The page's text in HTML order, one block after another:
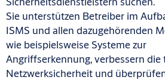
Sie unterstützen Betreiber im
ISMS und allen dazugehörenden
wie beispielsweise Systeme zur
Angriffserkennung, verbessern die
Netzwerksicherheit und